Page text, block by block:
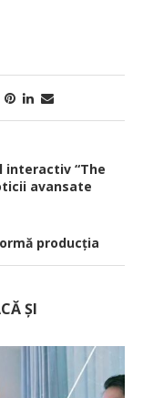
interactiv “The
avansate
producția
ȘI